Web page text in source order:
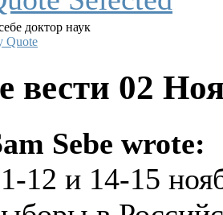
доктор наук
Quote
вести 02
Sebe wrote:
12 и 14-15